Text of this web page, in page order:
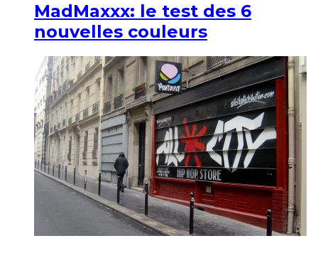
MadMaxxx: le test des 6
nouvelles couleurs